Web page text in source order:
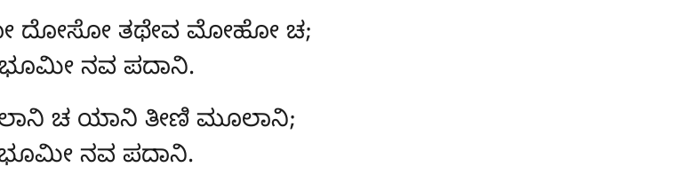
ದೋಸೋ ತಥೇವ ಮೋಹೋ ಚ;
ನವ ಪದಾನಿ.
ಚ ಯಾನಿ ತೀಣಿ ಮೂಲಾನಿ;
ನವ ಪದಾನಿ.